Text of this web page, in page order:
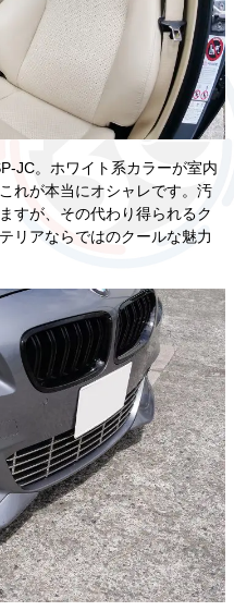
JC。ホワイト系カラーが室内
れが本当にオシャレです。汚
すが、その代わり得られるク
リアならではのクールな魅力